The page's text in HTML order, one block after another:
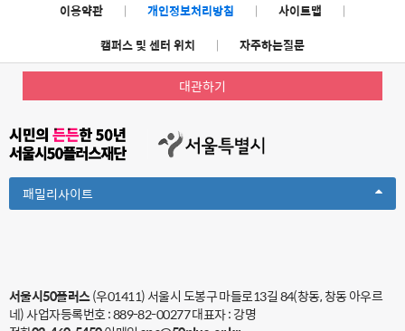
이용약관 | 개인정보처리방침 | 사이트맵
|
캠퍼스 및 센터 위치
| 자주하는질문
대관하기
패밀리사이트Toggle
Dropdown
서울시50플러스(우01411) 서울시 도봉구 마들로13길 84(창동, 창동 아우르
네)사업자등록번호 : 889-82-00277대표자 : 강명